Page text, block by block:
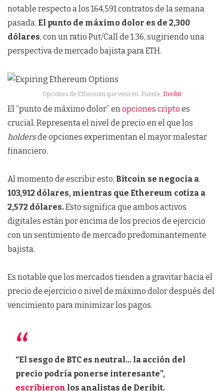
notable respecto a los 164,591 contratos de la semana
pasada. El punto de máximo dolor es de 2,300
dólares, con un ratio Put/Call de 1.36, sugiriendo una
perspectiva de mercado bajista para ETH.
Opciones de Ethereum que vencen. Fuente: Deribit
El “punto de máximo dolor” en opciones cripto es
crucial. Representa el nivel de precio en el que los
holdersde opciones experimentan el mayor malestar
financiero.
Al momento de escribir esto, Bitcoin se negocia a
103,912 dólares, mientras que Ethereum cotiza a
2,572 dólares.Esto significa que ambos activos
digitales están por encima de los precios de ejercicio
con un sentimiento de mercado predominantemente
bajista.
Es notable que los mercados tienden a gravitar hacia el
precio de ejercicio o nivel de máximo dolor después del
vencimiento para minimizar los pagos.
“El sesgo de BTC es neutral… la acción del
precio podría ponerse interesante”,
escribieron los analistas de Deribit.